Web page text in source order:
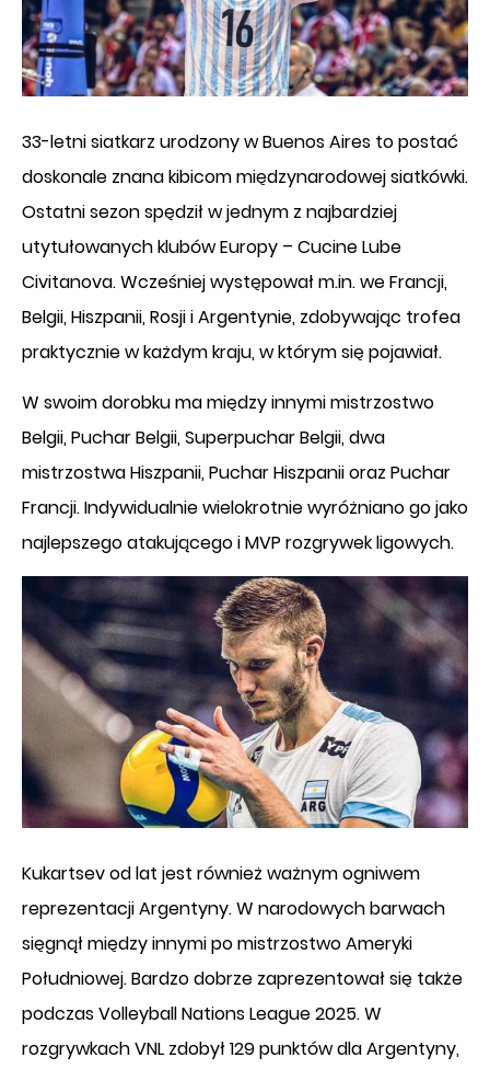
33-letni siatkarz urodzony w Buenos Aires to postać
doskonale znana kibicom międzynarodowej siatkówki.
Ostatni sezon spędził w jednym z najbardziej
utytułowanych klubów Europy – Cucine Lube
Civitanova. Wcześniej występował m.in. we Francji,
Belgii, Hiszpanii, Rosji i Argentynie, zdobywając trofea
praktycznie w każdym kraju, w którym się pojawiał.
W swoim dorobku ma między innymi mistrzostwo
Belgii, Puchar Belgii, Superpuchar Belgii, dwa
mistrzostwa Hiszpanii, Puchar Hiszpanii oraz Puchar
Francji. Indywidualnie wielokrotnie wyróżniano go jako
najlepszego atakującego i MVP rozgrywek ligowych.
Kukartsev od lat jest również ważnym ogniwem
reprezentacji Argentyny. W narodowych barwach
sięgnął między innymi po mistrzostwo Ameryki
Południowej. Bardzo dobrze zaprezentował się także
podczas Volleyball Nations League 2025. W
rozgrywkach VNL zdobył 129 punktów dla Argentyny,